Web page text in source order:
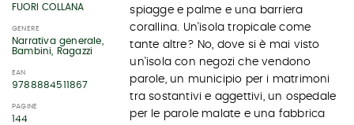
FUORI COLLANA
GENERE
Narrativa generale,
Bambini, Ragazzi
EAN
9788884511867
PAGINE
144
spiagge e palme e una barriera
corallina. Un'isola tropicale come
tante altre? No, dove si è mai visto
un'isola con negozi che vendono
parole, un municipio per i matrimoni
tra sostantivi e aggettivi, un ospedale
per le parole malate e una fabbrica